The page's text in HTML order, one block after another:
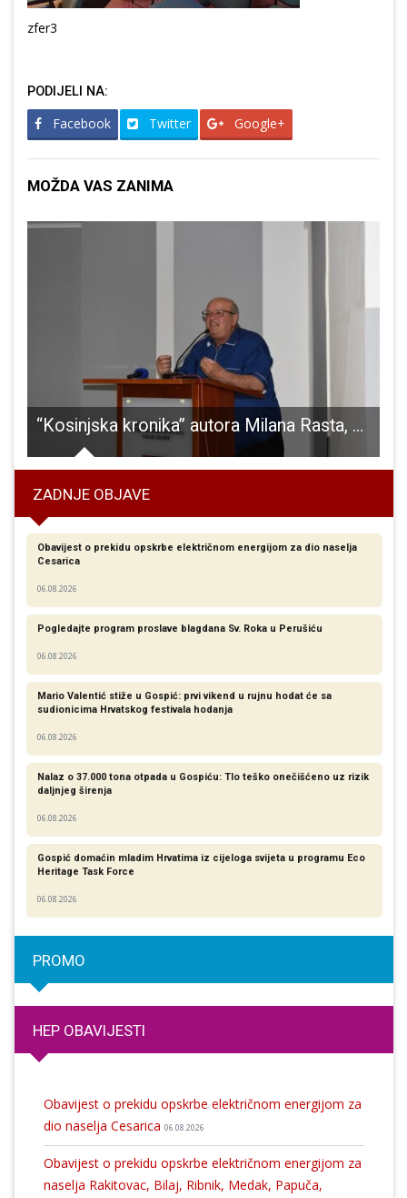
zfer3
PODIJELI NA:
Facebook Twitter Google+
MOŽDA VAS ZANIMA
“Kosinjska kronika” autora Milana Rasta, knjiga koja govori o predivnom i bogatom kosinjskom kraju
ZADNJE OBJAVE
Obavijest o prekidu opskrbe električnom energijom za dio naselja
Cesarica
06.08.2026
Pogledajte program proslave blagdana Sv. Roka u Perušiću
06.08.2026
Mario Valentić stiže u Gospić: prvi vikend u rujnu hodat će sa
sudionicima Hrvatskog festivala hodanja
06.08.2026
Nalaz o 37.000 tona otpada u Gospiću: Tlo teško onečišćeno uz rizik
daljnjeg širenja
06.08.2026
Gospić domaćin mladim Hrvatima iz cijeloga svijeta u programu Eco
Heritage Task Force
06.08.2026
PROMO
HEP OBAVIJESTI
Obavijest o prekidu opskrbe električnom energijom za
dio naselja Cesarica 06.08.2026
Obavijest o prekidu opskrbe električnom energijom za
naselja Rakitovac, Bilaj, Ribnik, Medak, Papuča,